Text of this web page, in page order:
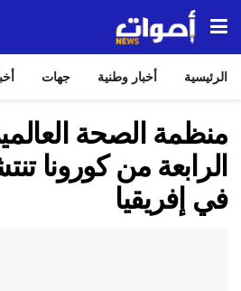
الرئيسية أخبار وطنية جهات
منظمة الصحة
الرابعة من كورونا
في إفريقيا